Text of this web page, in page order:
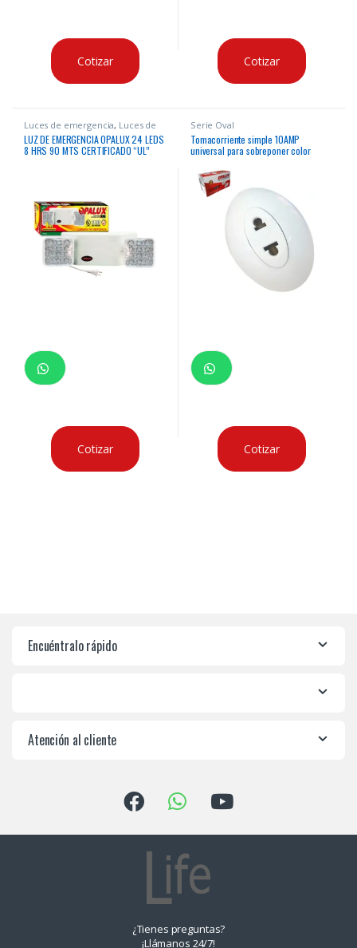
Cotizar Cotizar
Luces de emergencia, Luces de
Emergencia
LUZ DE EMERGENCIA OPALUX 24 LEDS
8 HRS 90 MTS CERTIFICADO “UL”
Cotizar
Serie Oval
Tomacorriente simple 10AMP
universal para sobreponer color
Cotizar
Encuéntralo rápido
Atención al cliente
¿Tienes preguntas?
¡Llámanos 24/7!